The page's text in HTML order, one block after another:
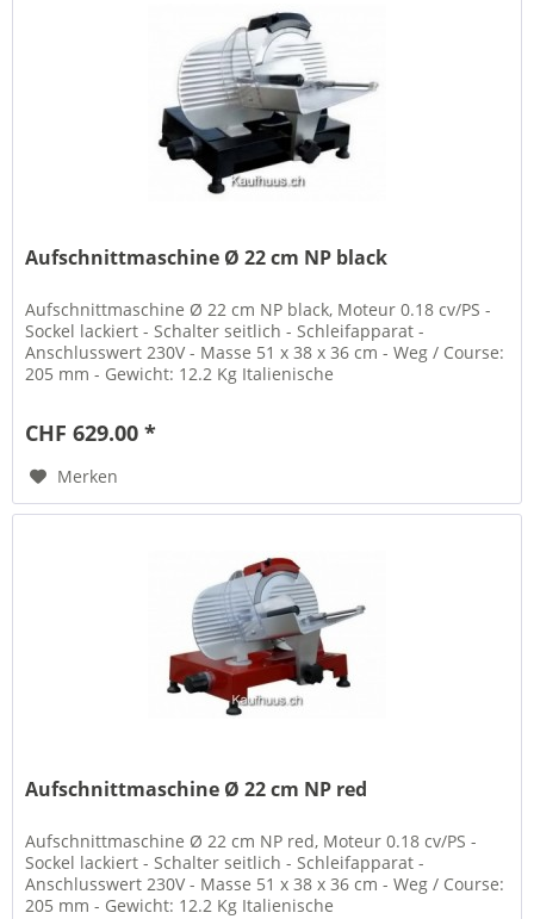
Aufschnittmaschine Ø 22 cm NP black
Aufschnittmaschine Ø 22 cm NP black, Moteur 0.18 cv/PS -
Sockel lackiert - Schalter seitlich - Schleifapparat -
Anschlusswert 230V - Masse 51 x 38 x 36 cm - Weg / Course:
205 mm - Gewicht: 12.2 Kg Italienische
CHF 629.00 *
Merken
Aufschnittmaschine Ø 22 cm NP red
Aufschnittmaschine Ø 22 cm NP red, Moteur 0.18 cv/PS -
Sockel lackiert - Schalter seitlich - Schleifapparat -
Anschlusswert 230V - Masse 51 x 38 x 36 cm - Weg / Course:
205 mm - Gewicht: 12.2 Kg Italienische